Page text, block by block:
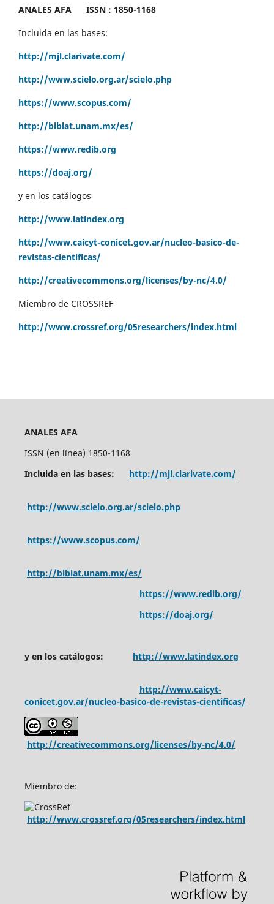
ANALES AFA ISSN : 1850-1168
Incluida en las bases:
http://mjl.clarivate.com/
http://www.scielo.org.ar/scielo.php
https://www.scopus.com/
http://biblat.unam.mx/es/
https://www.redib.org
https://doaj.org/
y en los catálogos
http://www.latindex.org
http://www.caicyt-conicet.gov.ar/nucleo-basico-de-
revistas-cientificas/
http://creativecommons.org/licenses/by-nc/4.0/
Miembro de CROSSREF
http://www.crossref.org/05researchers/index.html
ANALES AFA
ISSN (en línea) 1850-1168
Incluida en las bases: http://mjl.clarivate.com/
http://www.scielo.org.ar/scielo.php
https://www.scopus.com/
http://biblat.unam.mx/es/
https://www.redib.org/
https://doaj.org/
y en los catálogos: http://www.latindex.org
http://www.caicyt-
conicet.gov.ar/nucleo-basico-de-revistas-cientificas/
http://creativecommons.org/licenses/by-nc/4.0/
Miembro de:
http://www.crossref.org/05researchers/index.html